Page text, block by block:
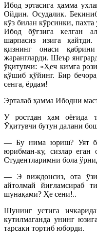
Ибод эртасига ҳамма
Ойдин. Осудалик.
кўз билан кўрсинки,
Ибод бўғзига келган
шарпасиз изига
қизнинг онаси
жарангларди. Шеър
ўқитувчи: «Ҳеч кимга
қўшиб қўйинг. Бир
сенга, ёрдам!
Эрталаб ҳамма Ибодни
У ростдан ҳам оёғида
Ўқитувчи бутун далани
— Бу нима юриш? Уят
юрибман-ку, сизлар еган
Студентларимни бола
— Э виждонсиз, ота
айтолмай йиғламсираб
шунақами? Ҳе сени!..
Шунинг устига
кутилмаганда унинг
тарсаки тортиб юборди.